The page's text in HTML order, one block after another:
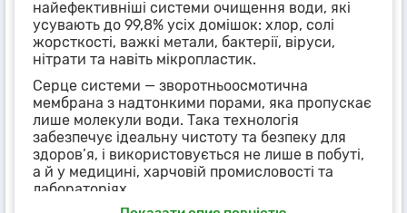
найефективніші системи очищення води, які
усувають до 99,8% усіх домішок: хлор, солі
жорсткості, важкі метали, бактерії, віруси,
нітрати та навіть мікропластик.
Серце системи — зворотньоосмотична
мембрана з надтонкими порами, яка пропускає
лише молекули води. Така технологія
забезпечує ідеальну чистоту та безпеку для
здоров’я, і використовується не лише в побуті,
а й у медицині, харчовій промисловості та
лабораторіях.